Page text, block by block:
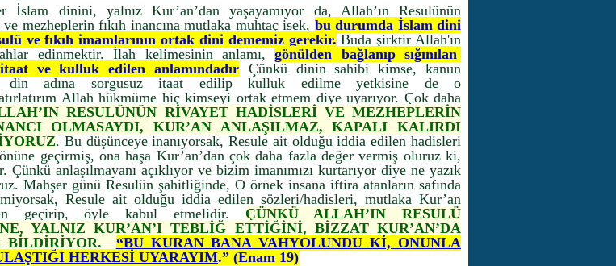
İslam dinini, yalnız Kur’an’dan yaşayamıyor da, Allah’ın Resulünün
mezheplerin fıkıh inancına mutlaka muhtaç isek, bu durumda İslam dini
ve fıkıh imamlarının ortak dini dememiz gerekir. Buda şirktir Allah'ın
edinmektir. İlah kelimesinin anlamı,gönülden bağlanıp sığınılan
ve kulluk edilen anlamındadır
Çünkü dinin sahibi kimse, kanun
din adına sorgusuz itaat edilip kulluk edilme yetkisine de o
Allah hükmüme hiç kimseyi ortak etmem diye uyarıyor. Çok daha
RESULÜNÜN RİVAYET HADİSLERİ VE MEZHEPLERİN
OLMASAYDI, KUR’AN ANLAŞILMAZ, KAPALI KALIRDI
. Bu düşünceye inanıyorsak, Resule ait olduğu iddia edilen hadisleri
önüne geçirmiş, ona haşa Kur’an’dan çok daha fazla değer vermiş oluruz ki,
Çünkü anlaşılmayanı açıklıyor ve bizim imanımızı kurtarıyor diye ne yazık
Mahşer günü Resulün şahitliğinde, O örnek insana iftira atanların safında
Resule ait olduğu iddia edilen sözleri/hadisleri, mutlaka Kur’an
geçirip, öyle kabul etmelidir.
ÇÜNKÜ ALLAH’IN RESULÜ
YALNIZ KUR’AN’I TEBLİĞ ETTİĞİNİ, BİZZAT KUR’AN’DA
BİLDİRİYOR. “BU KURAN BANA VAHYOLUNDU Kİ, ONUNLA
HERKESİ UYARAYIM.” (Enam 19)